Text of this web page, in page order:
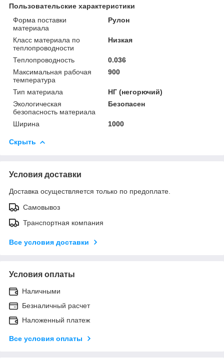
Пользовательские характеристики
Форма поставки
материала
Рулон
Класс материала по
теплопроводности
Низкая
Теплопроводность
0.036
Максимальная рабочая
температура
900
Тип материала
НГ (негорючий)
Экологическая
безопасность материала
Безопасен
Ширина 1000
Скрыть
Условия доставки
Доставка осуществляется только по предоплате.
Самовывоз
Транспортная компания
Все условия доставки
Условия оплаты
Наличными
Безналичный расчет
Наложенный платеж
Все условия оплаты